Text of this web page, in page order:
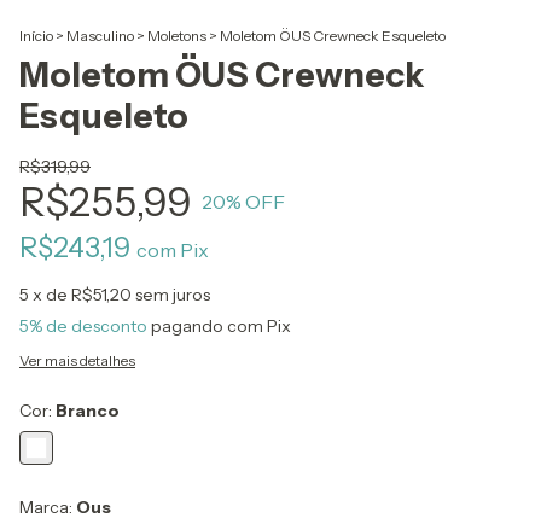
Início > Masculino > Moletons > Moletom ÖUS Crewneck Esqueleto
Moletom ÖUS Crewneck
Esqueleto
R$319,99
R$255,99 20% OFF
R$243,19 com Pix
5 x de R$51,20 sem juros
5% de desconto pagando com Pix
Ver mais detalhes
Cor: Branco
Marca: Ous